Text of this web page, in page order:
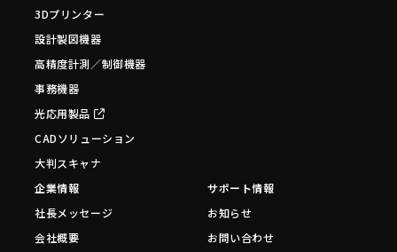
3Dプリンター
設計製図機器
高精度計測／制御機器
事務機器
光応用製品
CADソリューション
大判スキャナ
企業情報
社長メッセージ
会社概要
サポート情報
お知らせ
お問い合わせ